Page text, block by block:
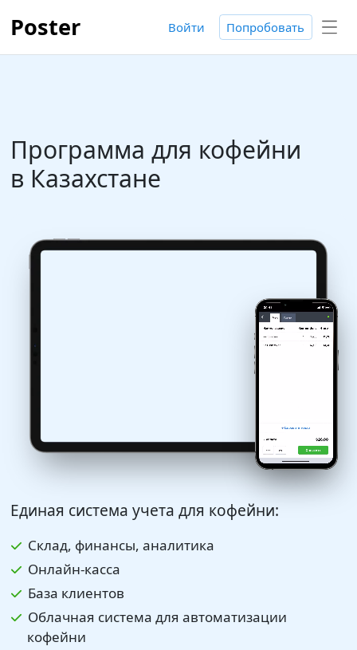
Poster Войти Попробовать
Программа для кофейни
в Казахстане
Единая система учета для кофейни:
Склад, финансы, аналитика
Онлайн-касса
База клиентов
Облачная система для автоматизации
кофейни